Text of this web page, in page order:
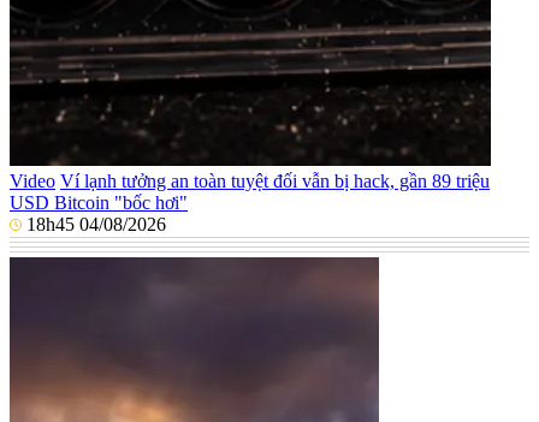
Video Ví lạnh tưởng an toàn tuyệt đối vẫn bị hack, gần 89 triệu
USD Bitcoin "bốc hơi"
18h45 04/08/2026